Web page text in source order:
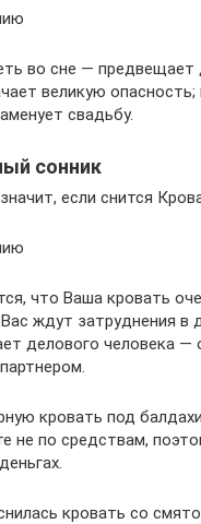
во сне — предвещает
великую опасность;
свадьбу.
сонник
если снится
что Ваша кровать
ждут затруднения в
делового человека —
кровать под
не по средствам,
кровать со